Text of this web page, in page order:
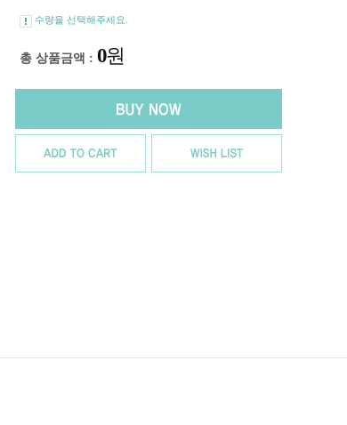
수량을 선택해주세요.
총 상품금액 : 0원